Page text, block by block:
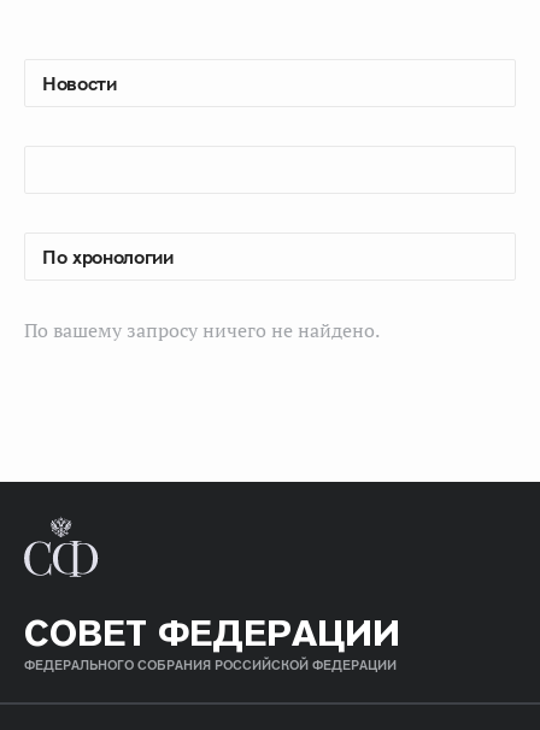
По вашему запросу ничего не найдено.
СОВЕТ ФЕДЕРАЦИИ
ФЕДЕРАЛЬНОГО СОБРАНИЯ РОССИЙСКОЙ ФЕДЕРАЦИИ